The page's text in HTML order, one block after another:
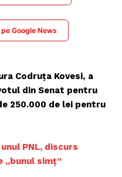
Google News
Codruţa Kovesi, a
din Senat pentru
250.000 de lei pentru
PNL, discurs
„bunul simț”